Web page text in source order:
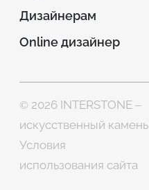
Дизайнерам
Online дизайнер
© 2026 INTERSTONE –
искусственный камень
Условия
использования сайта